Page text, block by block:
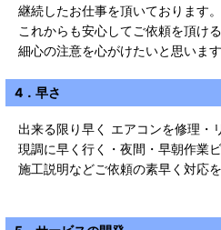
継続したお仕事を頂いております。
これからも安心してご依頼を頂け
細心の注意を心がけたいと思います
4．早さ
出来る限り早く エアコンを修理・
現調に早く行く・夜間・早朝作業
施工説明などご依頼の素早く対応を